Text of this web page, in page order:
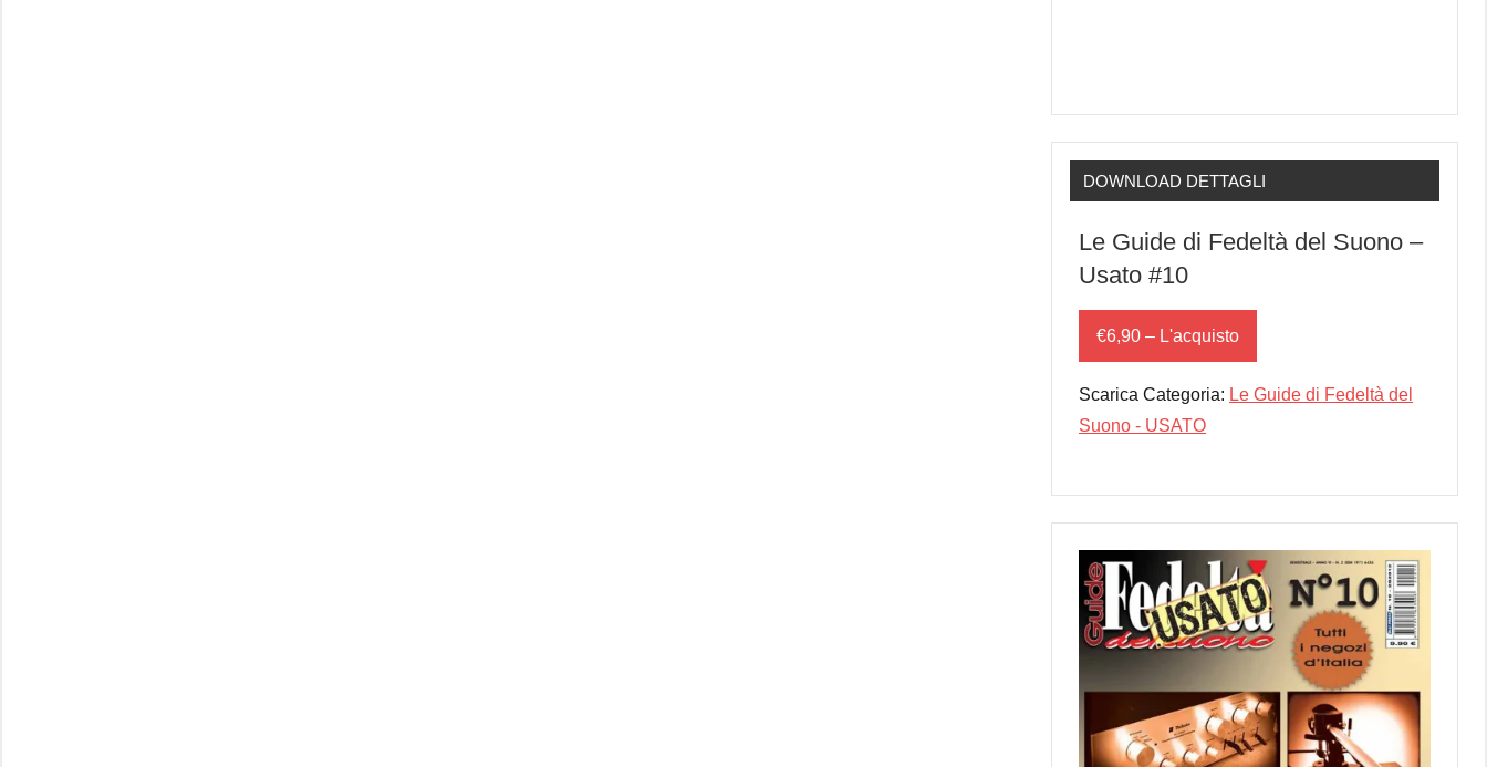
DOWNLOAD DETTAGLI
Le Guide di Fedeltà del Suono –
Usato #10
€6,90 – L'acquisto
Scarica Categoria: Le Guide di Fedeltà del
Suono - USATO